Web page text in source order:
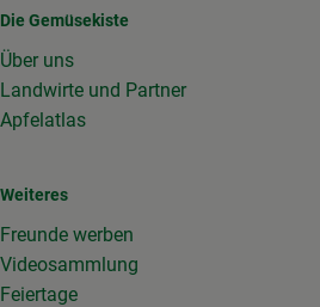
Die Gemüsekiste
Über uns
Landwirte und Partner
Apfelatlas
Weiteres
Freunde werben
Videosammlung
Feiertage